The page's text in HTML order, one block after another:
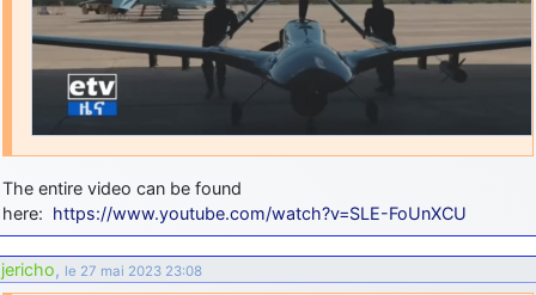
The entire video can be found
here: https://www.youtube.com/watch?v=SLE-FoUnXCU
jericho, le 27 mai 2023 23:08